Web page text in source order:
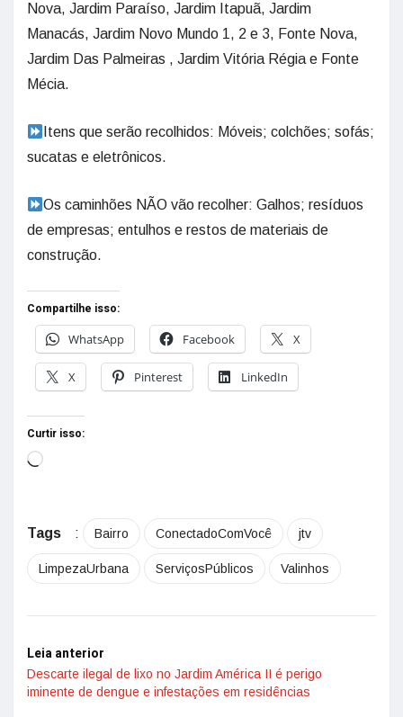
Nova, Jardim Paraíso, Jardim Itapuã, Jardim
Manacás, Jardim Novo Mundo 1, 2 e 3, Fonte Nova,
Jardim Das Palmeiras , Jardim Vitória Régia e Fonte
Mécia.
Itens que serão recolhidos: Móveis; colchões; sofás;
sucatas e eletrônicos.
Os caminhões NÃO vão recolher: Galhos; resíduos
de empresas; entulhos e restos de materiais de
construção.
Compartilhe isso:
WhatsApp
Facebook X
X Pinterest LinkedIn
Curtir isso:
Tags : Bairro ConectadoComVocê jtv
LimpezaUrbana ServiçosPúblicos Valinhos
Leia anterior
Descarte ilegal de lixo no Jardim América II é perigo
iminente de dengue e infestações em residências